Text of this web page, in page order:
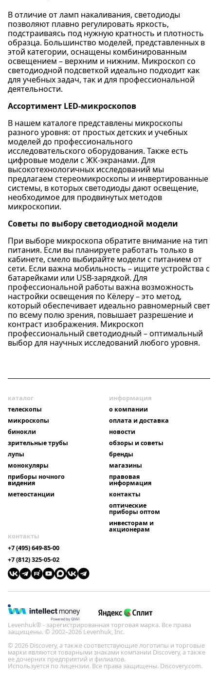
В отличие от ламп накаливания, светодиоды
позволяют плавно регулировать яркость,
подстраиваясь под нужную кратность и плотность
образца. Большинство моделей, представленных в
этой категории, оснащены комбинированным
освещением – верхним и нижним. Микроскоп со
светодиодной подсветкой идеально подходит как
для учебных задач, так и для профессиональной
деятельности.
Ассортимент LED-микроскопов
В нашем каталоге представлены микроскопы
разного уровня: от простых детских и учебных
моделей до профессионального
исследовательского оборудования. Также есть
цифровые модели с ЖК-экранами. Для
высокотехнологичных исследований мы
предлагаем стереомикроскопы и инвертированные
системы, в которых светодиоды дают освещение,
необходимое для продвинутых методов
микроскопии.
Советы по выбору светодиодной модели
При выборе микроскопа обратите внимание на тип
питания. Если вы планируете работать только в
кабинете, смело выбирайте модели с питанием от
сети. Если важна мобильность – ищите устройства с
батарейками или USB-зарядкой. Для
профессиональной работы важна возможность
настройки освещения по Кёлеру – это метод,
который обеспечивает идеально равномерный свет
по всему полю зрения, повышает разрешение и
контраст изображения. Микроскоп
профессиональный светодиодный – оптимальный
выбор для научных исследований любого уровня.
каталог
телескопы
микроскопы
бинокли
зрительные трубы
лупы
монокуляры
приборы ночного
видения
метеостанции
информация
о компании
оплата и доставка
новости
обзоры и советы
бренды
магазины
правовая
информация
контакты
оптические
приборы оптом
инвесторам и
акционерам
контакты
+7 (495) 649-85-00
+7 (812) 325-05-02
Levenhuk® - зарегистрированная торговая марка. Все права
защищены. © 2002–2026 Levenhuk, Inc.
© 2026 Discovery, а также соответствующие логотипы и торговые
марки являются товарными знаками компании Discovery, а также
ее дочерних предприятий и филиалов.
Используется по лицензии. Все права защищены. Discovery.com.